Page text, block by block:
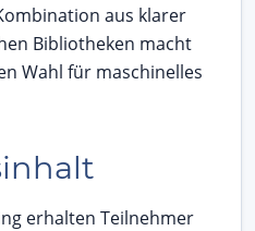
aus klarer
Bibliotheken macht
Wahl für maschinelles
erhalten Teilnehmer